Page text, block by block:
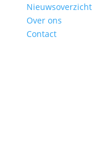
Nieuwsoverzicht
Over ons
Contact